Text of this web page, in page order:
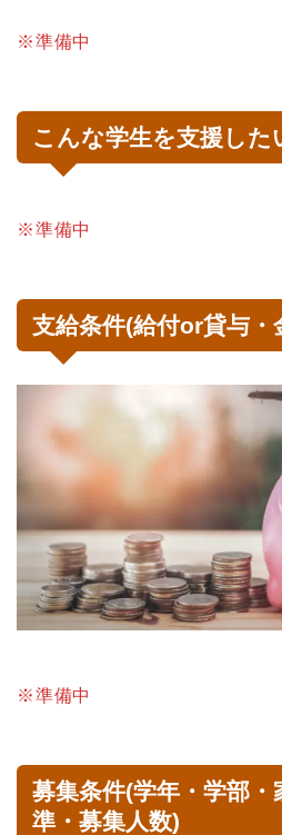
※準備中
こんな学生を支援した
※準備中
支給条件(給付or貸与・
※準備中
募集条件(学年・学部・
準・募集人数)